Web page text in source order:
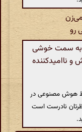
رو
به سمت خوشی
و ناامیدکننده
هوش مصنوعی در
نادرست است